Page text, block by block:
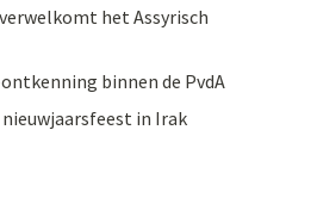
het Assyrisch
binnen de PvdA
in Irak